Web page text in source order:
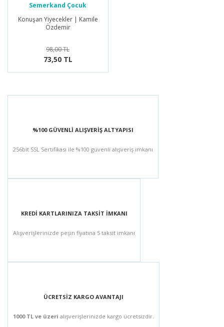
Semerkand Çocuk
Yayınları
Konuşan Yiyecekler | Kamile
Özdemir
98,00 TL
73,50 TL
%100 GÜVENLİ ALIŞVERİŞ ALTYAPISI
256bit SSL Sertifikası ile %100 güvenli alışveriş imkanı
KREDİ KARTLARINIZA TAKSİT İMKANI
Alışverişlerinizde peşin fiyatına 5 taksit imkanı
ÜCRETSİZ KARGO AVANTAJI
1000 TL ve üzeri alışverişlerinizde kargo ücretsizdir.